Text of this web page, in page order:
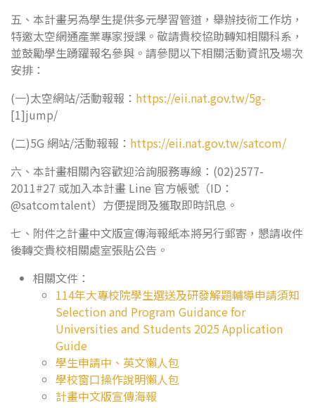
五、本計畫另為學生提供多元學習管道，舉辦技術工作坊，
特邀太空網通產業專家授課。敬請貴校協助轉知相關科系，
並鼓勵學生踴躍報名參與。請參閱以下相關活動資訊及場次
安排：
(一)太空網站/活動報報： https://eii.nat.gov.tw/5g-
[1]jump/
(二)5G 網站/活動報報： https://eii.nat.gov.tw/satcom/
六、本計畫相關內容歡迎洽詢服務專線：(02)2577-
2011#27 或加入本計畫 Line 官方帳號（ID：
@satcomtalent）方便提問及獲取即時訊息。
七、附件之計畫中文版宣傳海報紙本將另行郵寄，懇請收件
後轉交貴校相關處室張貼公告。
相關文件：
114年大專校院學生選送及研發解題輔導申請須知
Selection and Program Guidance for
Universities and Students 2025 Application
Guide
學生申請中、英文懶人包
學校窗口操作說明懶人包
計畫中文版宣傳海報